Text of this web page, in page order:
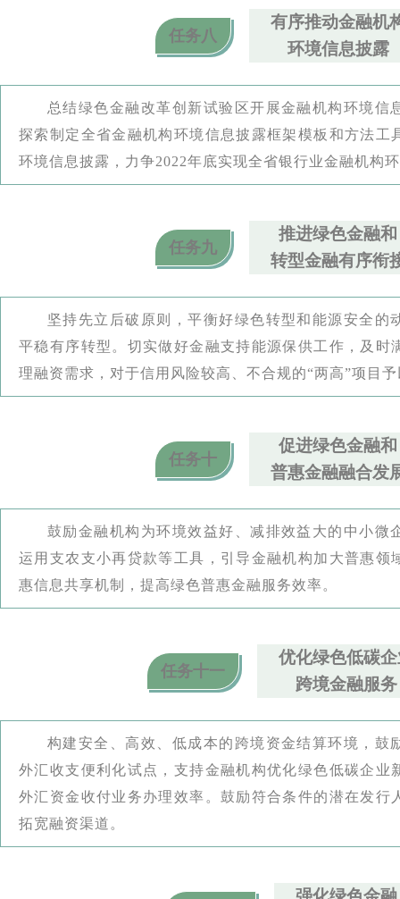
任务八
有序推动金融机
环境信息披露
总结绿色金融改革创新试验区开展金融机构环境信
探索制定全省金融机构环境信息披露框架模板和方法工
环境信息披露，力争2022年底实现全省银行业金融机构
任务九
推进绿色金融和
转型金融有序衔
坚持先立后破原则，平衡好绿色转型和能源安全的
平稳有序转型。切实做好金融支持能源保供工作，及时
理融资需求，对于信用风险较高、不合规的“两高”项目
任务十
促进绿色金融和
普惠金融融合发
鼓励金融机构为环境效益好、减排效益大的中小微
运用支农支小再贷款等工具，引导金融机构加大普惠领
惠信息共享机制，提高绿色普惠金融服务效率。
任务十一
优化绿色低碳
跨境金融服务
构建安全、高效、低成本的跨境资金结算环境，鼓
外汇收支便利化试点，支持金融机构优化绿色低碳企业
外汇资金收付业务办理效率。鼓励符合条件的潜在发行
拓宽融资渠道。